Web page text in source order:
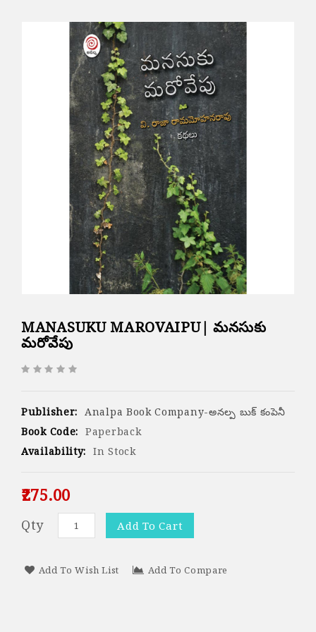
MANASUKU MAROVAIPU| మనసుకు
మరోవేపు
Publisher: Analpa Book Company-అనల్ప బుక్ కంపెనీ
Book Code: Paperback
Availability: In Stock
₹275.00
Qty Add To Cart
Add To Wish List Add To Compare